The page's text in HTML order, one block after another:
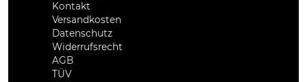
Kontakt
Versandkosten
Datenschutz
Widerrufsrecht
AGB
TÜV